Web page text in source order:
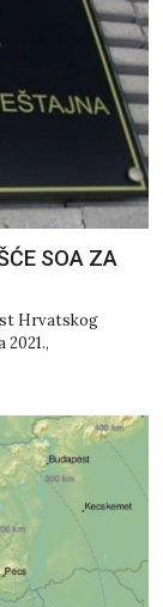
SOA ZA
Hrvatskog